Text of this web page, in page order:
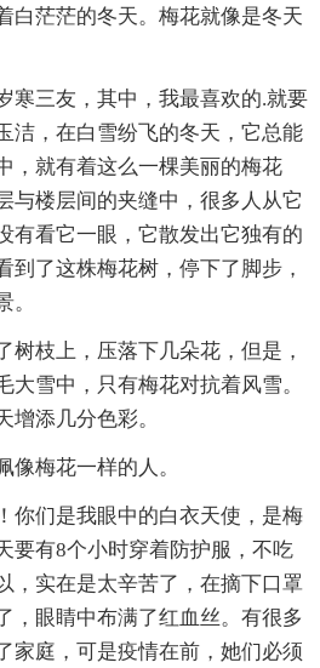
白茫茫的冬天。梅花就像是冬天
寒三友，其中，我最喜欢的.就要
洁，在白雪纷飞的冬天，它总能
，就有着这么一棵美丽的梅花
与楼层间的夹缝中，很多人从它
有看它一眼，它散发出它独有的
到了这株梅花树，停下了脚步，
。
树枝上，压落下几朵花，但是，
大雪中，只有梅花对抗着风雪。
增添几分色彩。
像梅花一样的人。
你们是我眼中的白衣天使，是梅
要有8个小时穿着防护服，不吃
，实在是太辛苦了，在摘下口罩
，眼睛中布满了红血丝。有很多
家庭，可是疫情在前，她们必须